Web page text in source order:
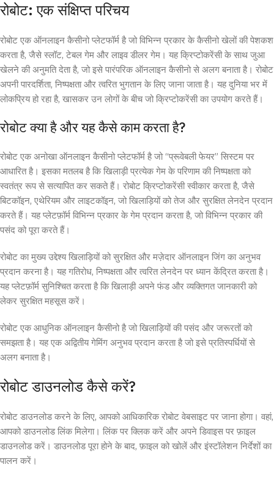
रोबोट: एक संक्षिप्त परिचय
रोबोट एक ऑनलाइन कैसीनो प्लेटफॉर्म है जो विभिन्न प्रकार के कैसीनो खेलों की पेशकश
करता है, जैसे स्लॉट, टेबल गेम और लाइव डीलर गेम। यह क्रिप्टोकरेंसी के साथ जुआ
खेलने की अनुमति देता है, जो इसे पारंपरिक ऑनलाइन कैसीनो से अलग बनाता है। रोबोट
अपनी पारदर्शिता, निष्पक्षता और त्वरित भुगतान के लिए जाना जाता है। यह दुनिया भर में
लोकप्रिय हो रहा है, खासकर उन लोगों के बीच जो क्रिप्टोकरेंसी का उपयोग करते हैं।
रोबोट क्या है और यह कैसे काम करता है?
रोबोट एक अनोखा ऑनलाइन कैसीनो प्लेटफॉर्म है जो “प्रूवेबली फेयर” सिस्टम पर
आधारित है। इसका मतलब है कि खिलाड़ी प्रत्येक गेम के परिणाम की निष्पक्षता को
स्वतंत्र रूप से सत्यापित कर सकते हैं। रोबोट क्रिप्टोकरेंसी स्वीकार करता है, जैसे
बिटकॉइन, एथेरियम और लाइटकॉइन, जो खिलाड़ियों को तेज और सुरक्षित लेनदेन प्रदान
करते हैं। यह प्लेटफ़ॉर्म विभिन्न प्रकार के गेम प्रदान करता है, जो विभिन्न प्रकार की
पसंद को पूरा करते हैं।
रोबोट का मुख्य उद्देश्य खिलाड़ियों को सुरक्षित और मज़ेदार ऑनलाइन जिंग का अनुभव
प्रदान करना है। यह गतिरोध, निष्पक्षता और त्वरित लेनदेन पर ध्यान केंद्रित करता है।
यह प्लेटफ़ॉर्म सुनिश्चित करता है कि खिलाड़ी अपने फंड और व्यक्तिगत जानकारी को
लेकर सुरक्षित महसूस करें।
रोबोट एक आधुनिक ऑनलाइन कैसीनो है जो खिलाड़ियों की पसंद और जरूरतों को
समझता है। यह एक अद्वितीय गेमिंग अनुभव प्रदान करता है जो इसे प्रतिस्पर्धियों से
अलग बनाता है।
रोबोट डाउनलोड कैसे करें?
रोबोट डाउनलोड करने के लिए, आपको आधिकारिक रोबोट वेबसाइट पर जाना होगा। वहां,
आपको डाउनलोड लिंक मिलेगा। लिंक पर क्लिक करें और अपने डिवाइस पर फ़ाइल
डाउनलोड करें। डाउनलोड पूरा होने के बाद, फ़ाइल को खोलें और इंस्टॉलेशन निर्देशों का
पालन करें।